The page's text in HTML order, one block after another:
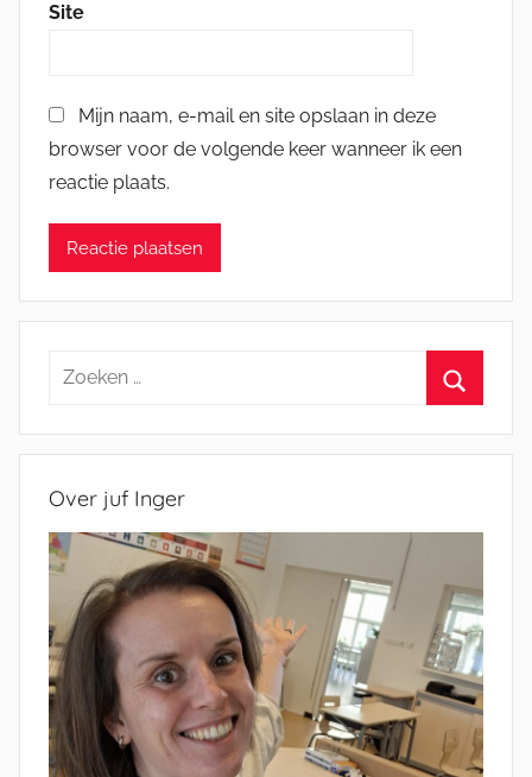
Site
Mijn naam, e-mail en site opslaan in deze
browser voor de volgende keer wanneer ik een
reactie plaats.
Zoeken
Over juf Inger